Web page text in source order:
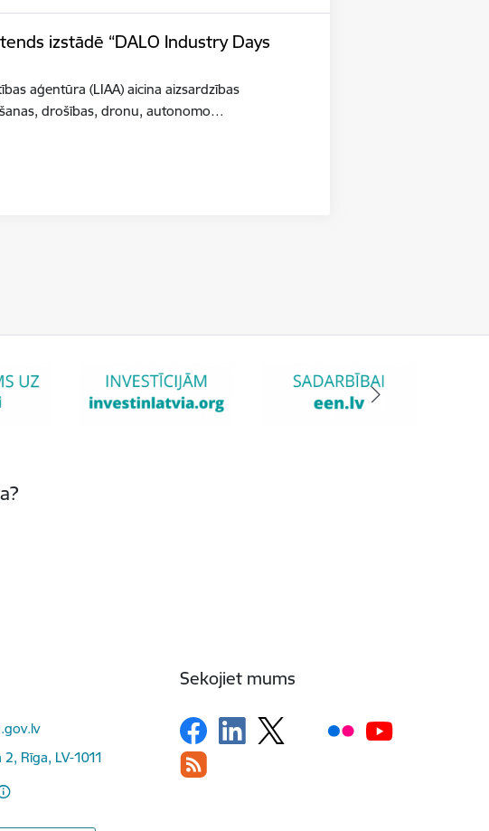
izstādē “DALO Industry Days
aģentūra (LIAA) aicina aizsardzības
drošības, dronu, autonomo…
2, Rīga, LV-1011
Sekojiet mums